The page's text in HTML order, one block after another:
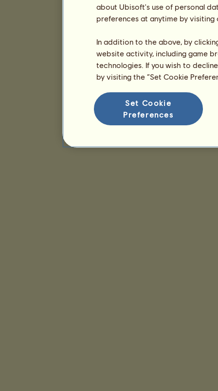
about Ubisoft's use of personal
preferences at anytime by
In addition to the above, by
website activity, including game
technologies. If you wish to
by visiting the “Set Cookie
Set Cookie
Preferences